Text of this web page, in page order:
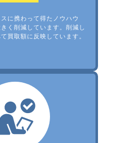
に携わって得たノウハウ
く削減しています。削減し
買取額に反映しています。